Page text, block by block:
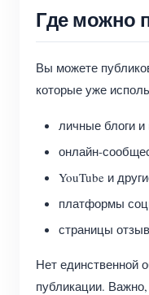
Где можно
Вы можете
которые уже
личные блоги
онлайн-
YouTube и
платформы
страницы
Нет единственной
публикации.